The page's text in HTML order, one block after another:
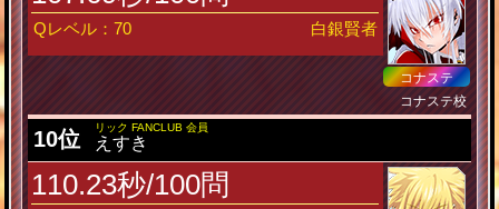
Qレベル：70 白銀賢者
コナステ
コナステ校
10位 リック FANCLUB 会員
えすき
110.23秒/100問